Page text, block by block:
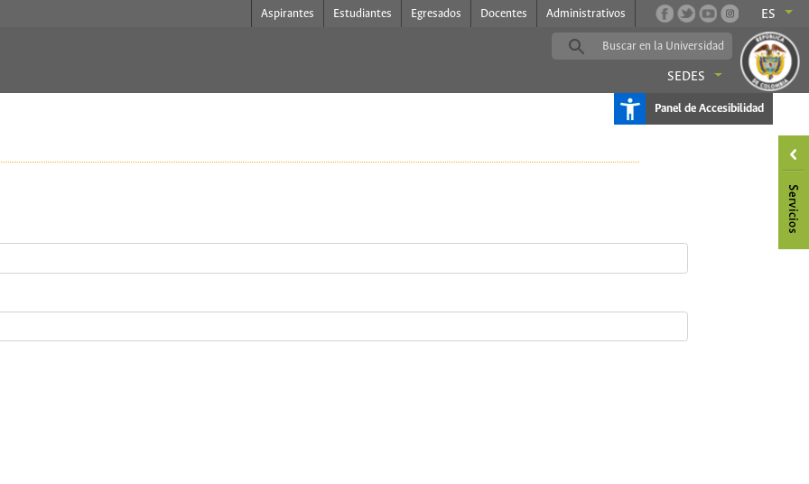
Aspirantes Estudiantes Egresados Docentes Administrativos ES
SEDES
Panel de Accesibilidad